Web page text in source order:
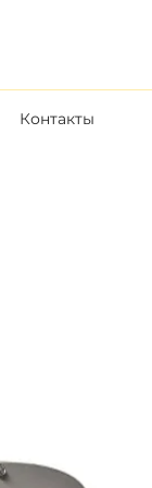
Контакты